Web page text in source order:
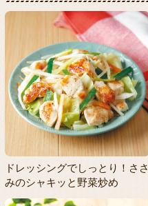
ドレッシングでしっとり！ささ
みのシャキッと野菜炒め